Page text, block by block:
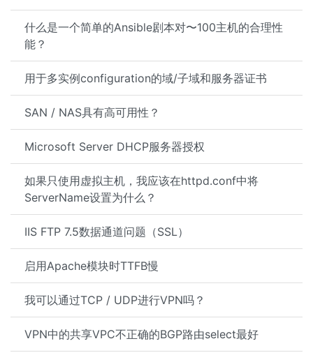
什么是一个简单的Ansible剧本对〜100主机的合理性
能？
用于多实例configuration的域/子域和服务器证书
SAN / NAS具有高可用性？
Microsoft Server DHCP服务器授权
如果只使用虚拟主机，我应该在httpd.conf中将
ServerName设置为什么？
IIS FTP 7.5数据通道问题（SSL）
启用Apache模块时TTFB慢
我可以通过TCP / UDP进行VPN吗？
VPN中的共享VPC不正确的BGP路由select最好